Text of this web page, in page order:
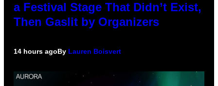
a Festival Stage That Didn’t Exist,
Then Gaslit by Organizers
14 hours agoBy Lauren Boisvert